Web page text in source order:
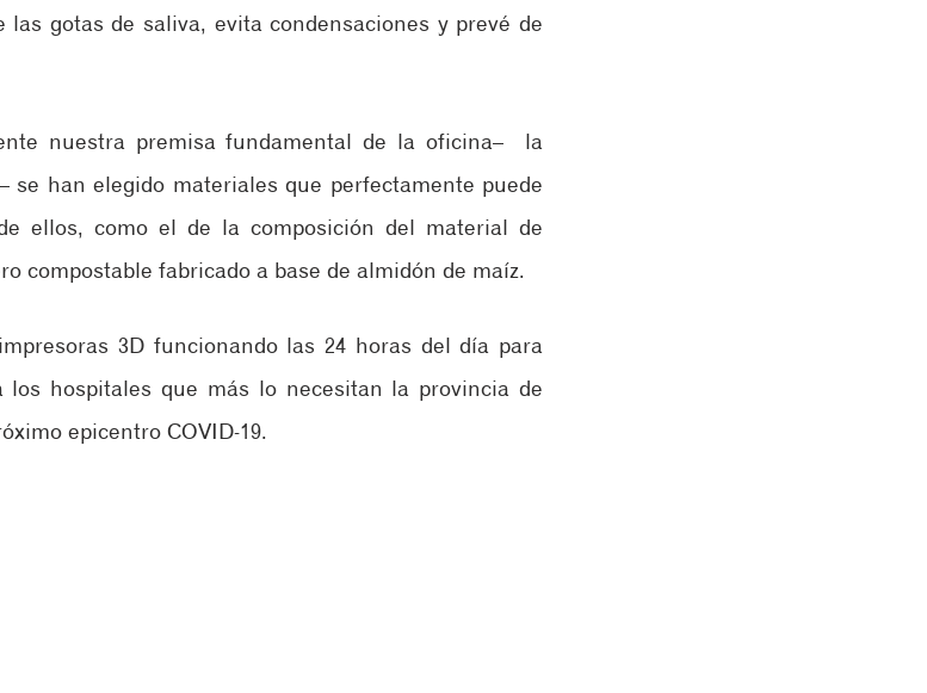
las gotas de saliva, evita condensaciones y prevé de
nuestra premisa fundamental de la oficina–  la
se han elegido materiales que perfectamente puede
ellos, como el de la composición del material de
compostable fabricado a base de almidón de maíz.
3D funcionando las 24 horas del día para
los hospitales que más lo necesitan la provincia de
epicentro COVID-19.